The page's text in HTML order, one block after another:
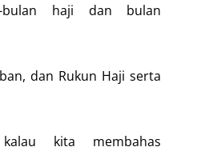
bulan haji dan bulan
dan Rukun Haji serta
kalau kita membahas